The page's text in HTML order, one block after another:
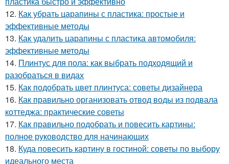
12. Как убрать царапины с пластика: простые и
эффективные методы
13. Как удалить царапины с пластика автомобиля:
эффективные методы
14. Плинтус для пола: как выбрать подходящий и
разобраться в видах
15. Как подобрать цвет плинтуса: советы дизайнера
16. Как правильно организовать отвод воды из подвала
коттеджа: практические советы
17. Как правильно подобрать и повесить картины:
полное руководство для начинающих
18. Куда повесить картину в гостиной: советы по выбору
идеального места